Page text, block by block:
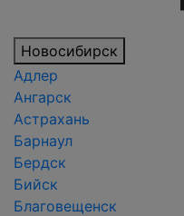
Новосибирск
Адлер
Ангарск
Астрахань
Барнаул
Бердск
Бийск
Благовещенск